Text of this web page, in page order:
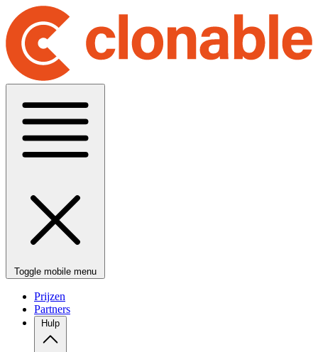
Toggle mobile menu
Prijzen
Partners
Hulp